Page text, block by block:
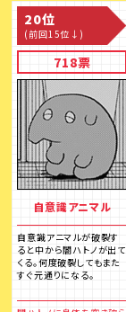
20位
(前回15位↓)
718票
自意識アニマル
自意識アニマルが破裂す
ると中から闇ハトノが出て
くる。何度破裂してもまた
すぐ元通りになる。